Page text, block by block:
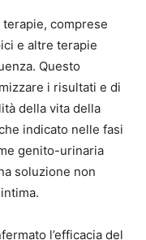
comprese
e altre terapie
Questo
i risultati e di
della vita della
indicato nelle fasi
genito-urinaria
soluzione non
l’efficacia del